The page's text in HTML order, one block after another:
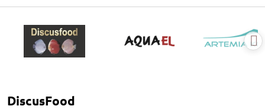
DiscusFood